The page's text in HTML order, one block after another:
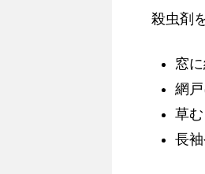
殺虫剤
窓
網
草
長